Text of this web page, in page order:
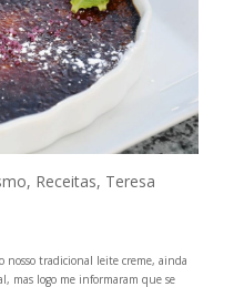
, Receitas, Teresa
nosso tradicional leite creme, ainda
mas logo me informaram que se